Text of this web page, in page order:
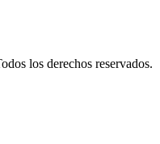
los derechos reservados.